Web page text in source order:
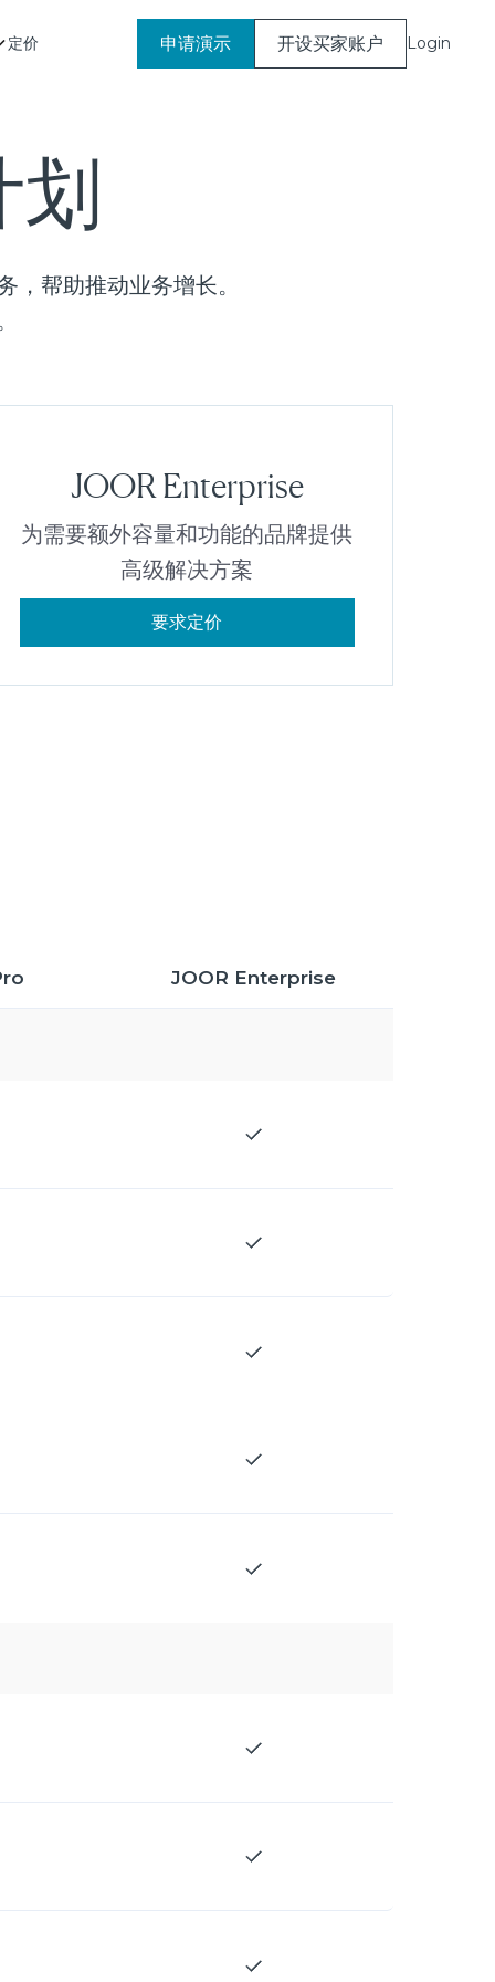
定价 申请演示 开设买家账户 Login
帮助推动业务增长。
JOOR Enterprise
为需要额外容量和功能的品牌提供
高级解决方案
要求定价
JOOR Enterprise